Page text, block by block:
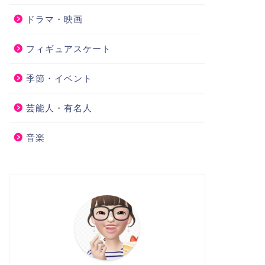
ドラマ・映画
フィギュアスケート
季節・イベント
芸能人・有名人
音楽